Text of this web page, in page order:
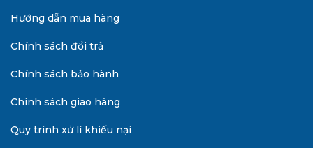
Hướng dẫn mua hàng
Chính sách đổi trả
Chính sách bảo hành
Chính sách giao hàng
Quy trình xử lí khiếu nại